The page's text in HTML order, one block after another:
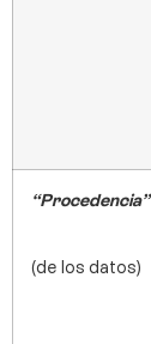
“Procedencia”
(de los datos)